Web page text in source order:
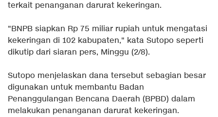
terkait penanganan darurat kekeringan.
"BNPB siapkan Rp 75 miliar rupiah untuk mengatasi
kekeringan di 102 kabupaten," kata Sutopo seperti
dikutip dari siaran pers, Minggu (2/8).
Sutopo menjelaskan dana tersebut sebagian besar
digunakan untuk membantu Badan
Penanggulangan Bencana Daerah (BPBD) dalam
melakukan penanganan darurat kekeringan.